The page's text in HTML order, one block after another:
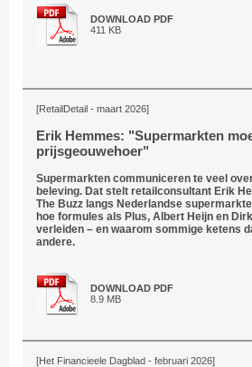
DOWNLOAD PDF
411 KB
[RetailDetail - maart 2026]
Erik Hemmes: "Supermarkten
prijsgeouwehoer"
Supermarkten communiceren te veel
beleving. Dat stelt retailconsultant Erik
The Buzz langs Nederlandse
hoe formules als Plus, Albert Heijn en
verleiden – en waarom sommige ketens
andere.
DOWNLOAD PDF
8.9 MB
[Het Financieele Dagblad - februari 2026]